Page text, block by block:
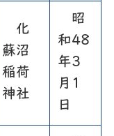
化
蘇沼
稲荷
神社
昭
和48
年3
月1
日